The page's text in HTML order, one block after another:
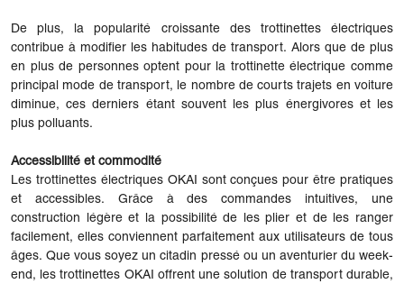
De plus, la popularité croissante des trottinettes électriques
contribue à modifier les habitudes de transport. Alors que de plus
en plus de personnes optent pour la trottinette électrique comme
principal mode de transport, le nombre de courts trajets en voiture
diminue, ces derniers étant souvent les plus énergivores et les
plus polluants.
Accessibilité et commodité
Les trottinettes électriques OKAI sont conçues pour être pratiques
et accessibles. Grâce à des commandes intuitives, une
construction légère et la possibilité de les plier et de les ranger
facilement, elles conviennent parfaitement aux utilisateurs de tous
âges. Que vous soyez un citadin pressé ou un aventurier du week-
end, les trottinettes OKAI offrent une solution de transport durable,